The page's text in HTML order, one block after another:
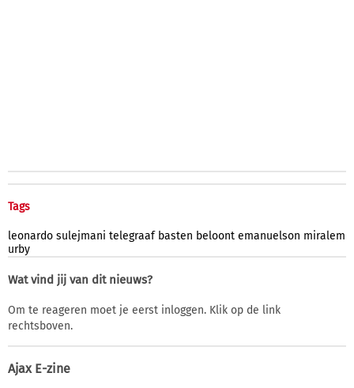
Tags
leonardo sulejmani telegraaf basten beloont emanuelson miralem
urby
Wat vind jij van dit nieuws?
Om te reageren moet je eerst inloggen. Klik op de link
rechtsboven.
Ajax E-zine